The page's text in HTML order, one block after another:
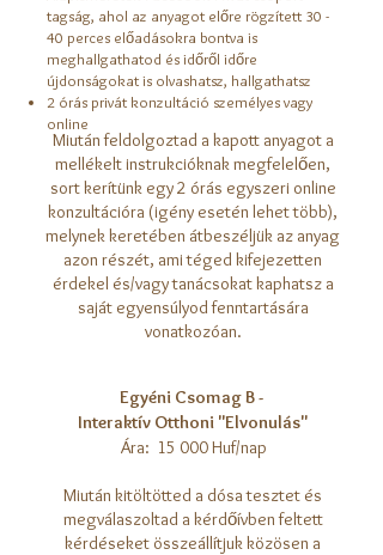
Miután feldolgoztad a kapott anyagot a
mellékelt instrukcióknak megfelelően,
sort kerítünk egy 2 órás egyszeri online
konzultációra (igény esetén lehet több),
melynek keretében átbeszéljük az anyag
azon részét, ami téged kifejezetten
érdekel és/vagy tanácsokat kaphatsz a
saját egyensúlyod fenntartására
vonatkozóan.
Egyéni Csomag B -
Interaktív Otthoni "Elvonulás"
Ára: 15 000 Huf/nap
Miután kitöltötted a dósa tesztet és
megválaszoltad a kérdőívben feltett
kérdéseket összeállítjuk közösen a
tagság, ahol az anyagot előre rögzített 30 -
40 perces előadásokra bontva is
meghallgathatod és időről időre
újdonságokat is olvashatsz, hallgathatsz
2 órás privát konzultáció személyes vagy
online